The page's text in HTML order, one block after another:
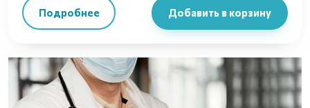
Подробнее Добавить в корзину